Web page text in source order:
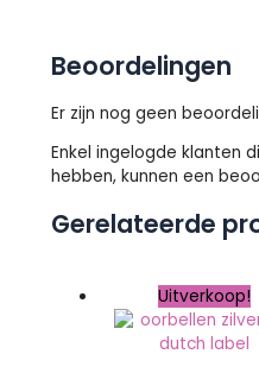
Beoordelingen
Er zijn nog geen
Enkel ingelogde klanten
hebben, kunnen een
Gerelateerde
Uitverkoop!